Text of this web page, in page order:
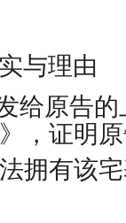
与理由
给原告的
，证明
法拥有该